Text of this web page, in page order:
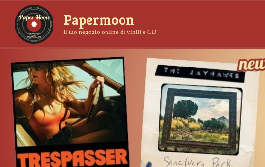
Papermoon
Il tuo negozio online di vinili e CD